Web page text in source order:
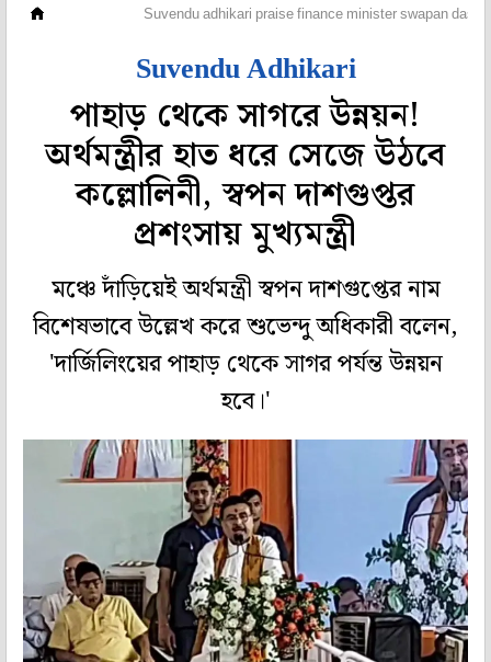
Suvendu adhikari praise finance minister swapan
Suvendu Adhikari
পাহাড় থেকে সাগরে উন্নয়ন!
অর্থমন্ত্রীর হাত ধরে সেজে উঠবে
কল্লোলিনী, স্বপন দাশগুপ্তর
প্রশংসায় মুখ্যমন্ত্রী
মঞ্চে দাঁড়িয়েই অর্থমন্ত্রী স্বপন দাশগুপ্তের নাম
বিশেষভাবে উল্লেখ করে শুভেন্দু অধিকারী বলেন,
'দার্জিলিংয়ের পাহাড় থেকে সাগর পর্যন্ত উন্নয়ন
হবে।'